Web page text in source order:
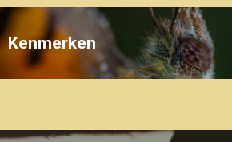
Kenmerken